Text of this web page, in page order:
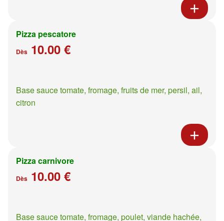
Pizza pescatore
Dès 10.00 €
Base sauce tomate, fromage, fruits de mer, persil, ail,
citron
Pizza carnivore
Dès 10.00 €
Base sauce tomate, fromage, poulet, viande hachée,